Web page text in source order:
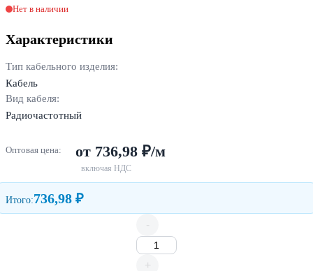
Нет в наличии
Характеристики
Тип кабельного изделия:
Кабель
Вид кабеля:
Радиочастотный
Оптовая цена: от 736,98 ₽/м
включая НДС
Итого:736,98 ₽
-
+